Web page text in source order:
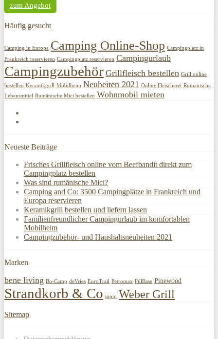
zum Angebot
Häufig gesucht
Camping in Europa Camping Online-Shop Campingplatz in
Frankreich reservieren Campingplatz reservieren Campingurlaub
Campingzubehör Grillfleisch bestellen Grill online
bestellen Keramikgrill Mobilheim Neuheiten 2021 Online Fleischerei Rumänische
Lebensmittel Rumänische Mici bestellen Wohnmobil mieten
Neueste Beiträge
Frisches Grillfleisch online vom Beefbandit direkt zum
Campingplatz bestellen
Was sind rumänische Mici?
Camping and Co: 3500 Campingplätze in Frankreich und
Europa reservieren
Keramikgrill bestellen und liefern lassen
Familienfreundlicher Campingurlaub im komfortablen
Mobilheim
Campingzubehör- und Haushaltsneuheiten 2021
Marken
bene living Bo-Camp deVries EuroTrail Petromax PillBase Pinewood
Strandkorb & Co toom Weber Grill
Sitemap